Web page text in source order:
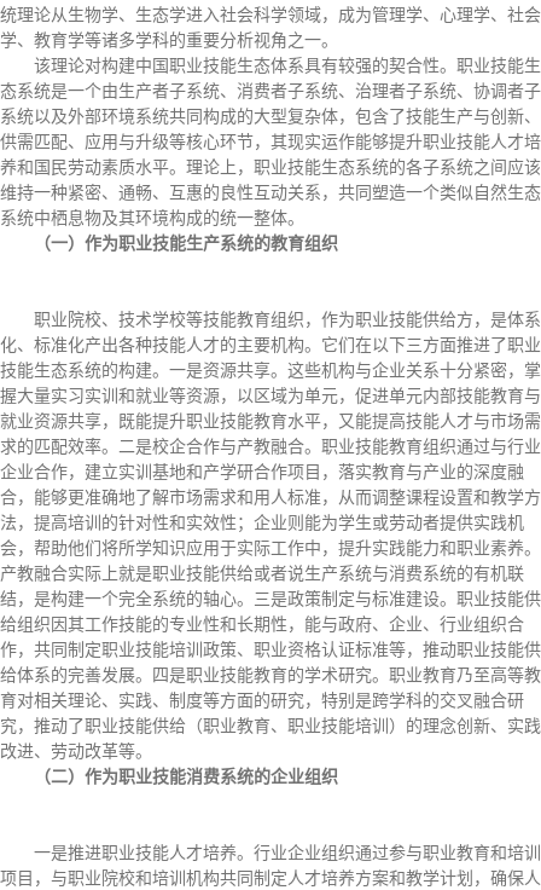
统理论从生物学、生态学进入社会科学领域，成为管理学、心理学、社会
学、教育学等诸多学科的重要分析视角之一。
该理论对构建中国职业技能生态体系具有较强的契合性。职业技能生
态系统是一个由生产者子系统、消费者子系统、治理者子系统、协调者子
系统以及外部环境系统共同构成的大型复杂体，包含了技能生产与创新、
供需匹配、应用与升级等核心环节，其现实运作能够提升职业技能人才培
养和国民劳动素质水平。理论上，职业技能生态系统的各子系统之间应该
维持一种紧密、通畅、互惠的良性互动关系，共同塑造一个类似自然生态
系统中栖息物及其环境构成的统一整体。
（一）作为职业技能生产系统的教育组织
职业院校、技术学校等技能教育组织，作为职业技能供给方，是体系
化、标准化产出各种技能人才的主要机构。它们在以下三方面推进了职业
技能生态系统的构建。一是资源共享。这些机构与企业关系十分紧密，掌
握大量实习实训和就业等资源，以区域为单元，促进单元内部技能教育与
就业资源共享，既能提升职业技能教育水平，又能提高技能人才与市场需
求的匹配效率。二是校企合作与产教融合。职业技能教育组织通过与行业
企业合作，建立实训基地和产学研合作项目，落实教育与产业的深度融
合，能够更准确地了解市场需求和用人标准，从而调整课程设置和教学方
法，提高培训的针对性和实效性；企业则能为学生或劳动者提供实践机
会，帮助他们将所学知识应用于实际工作中，提升实践能力和职业素养。
产教融合实际上就是职业技能供给或者说生产系统与消费系统的有机联
结，是构建一个完全系统的轴心。三是政策制定与标准建设。职业技能供
给组织因其工作技能的专业性和长期性，能与政府、企业、行业组织合
作，共同制定职业技能培训政策、职业资格认证标准等，推动职业技能供
给体系的完善发展。四是职业技能教育的学术研究。职业教育乃至高等教
育对相关理论、实践、制度等方面的研究，特别是跨学科的交叉融合研
究，推动了职业技能供给（职业教育、职业技能培训）的理念创新、实践
改进、劳动改革等。
（二）作为职业技能消费系统的企业组织
一是推进职业技能人才培养。行业企业组织通过参与职业教育和培训
项目，与职业院校和培训机构共同制定人才培养方案和教学计划，确保人